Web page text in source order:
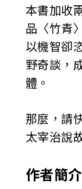
本書加收
品〈竹青
以機智卻
野奇談，
體。
那麼，請
太宰治說
作者簡介